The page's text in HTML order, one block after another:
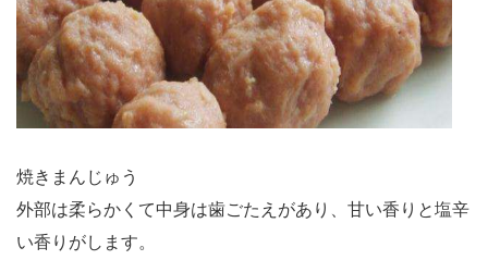
焼きまんじゅう
外部は柔らかくて中身は歯ごたえがあり、甘い香りと塩辛
い香りがします。